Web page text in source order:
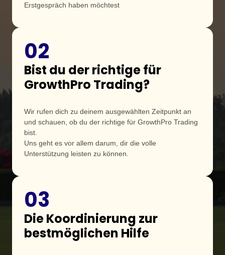
Erstgespräch haben möchtest
02
Bist du der richtige für
GrowthPro Trading?
Wir rufen dich zu deinem ausgewählten Zeitpunkt an
und schauen, ob du der richtige für GrowthPro Trading
bist.
Uns geht es vor allem darum, dir die volle
Unterstützung leisten zu können.
03
Die Koordinierung zur
bestmöglichen Hilfe